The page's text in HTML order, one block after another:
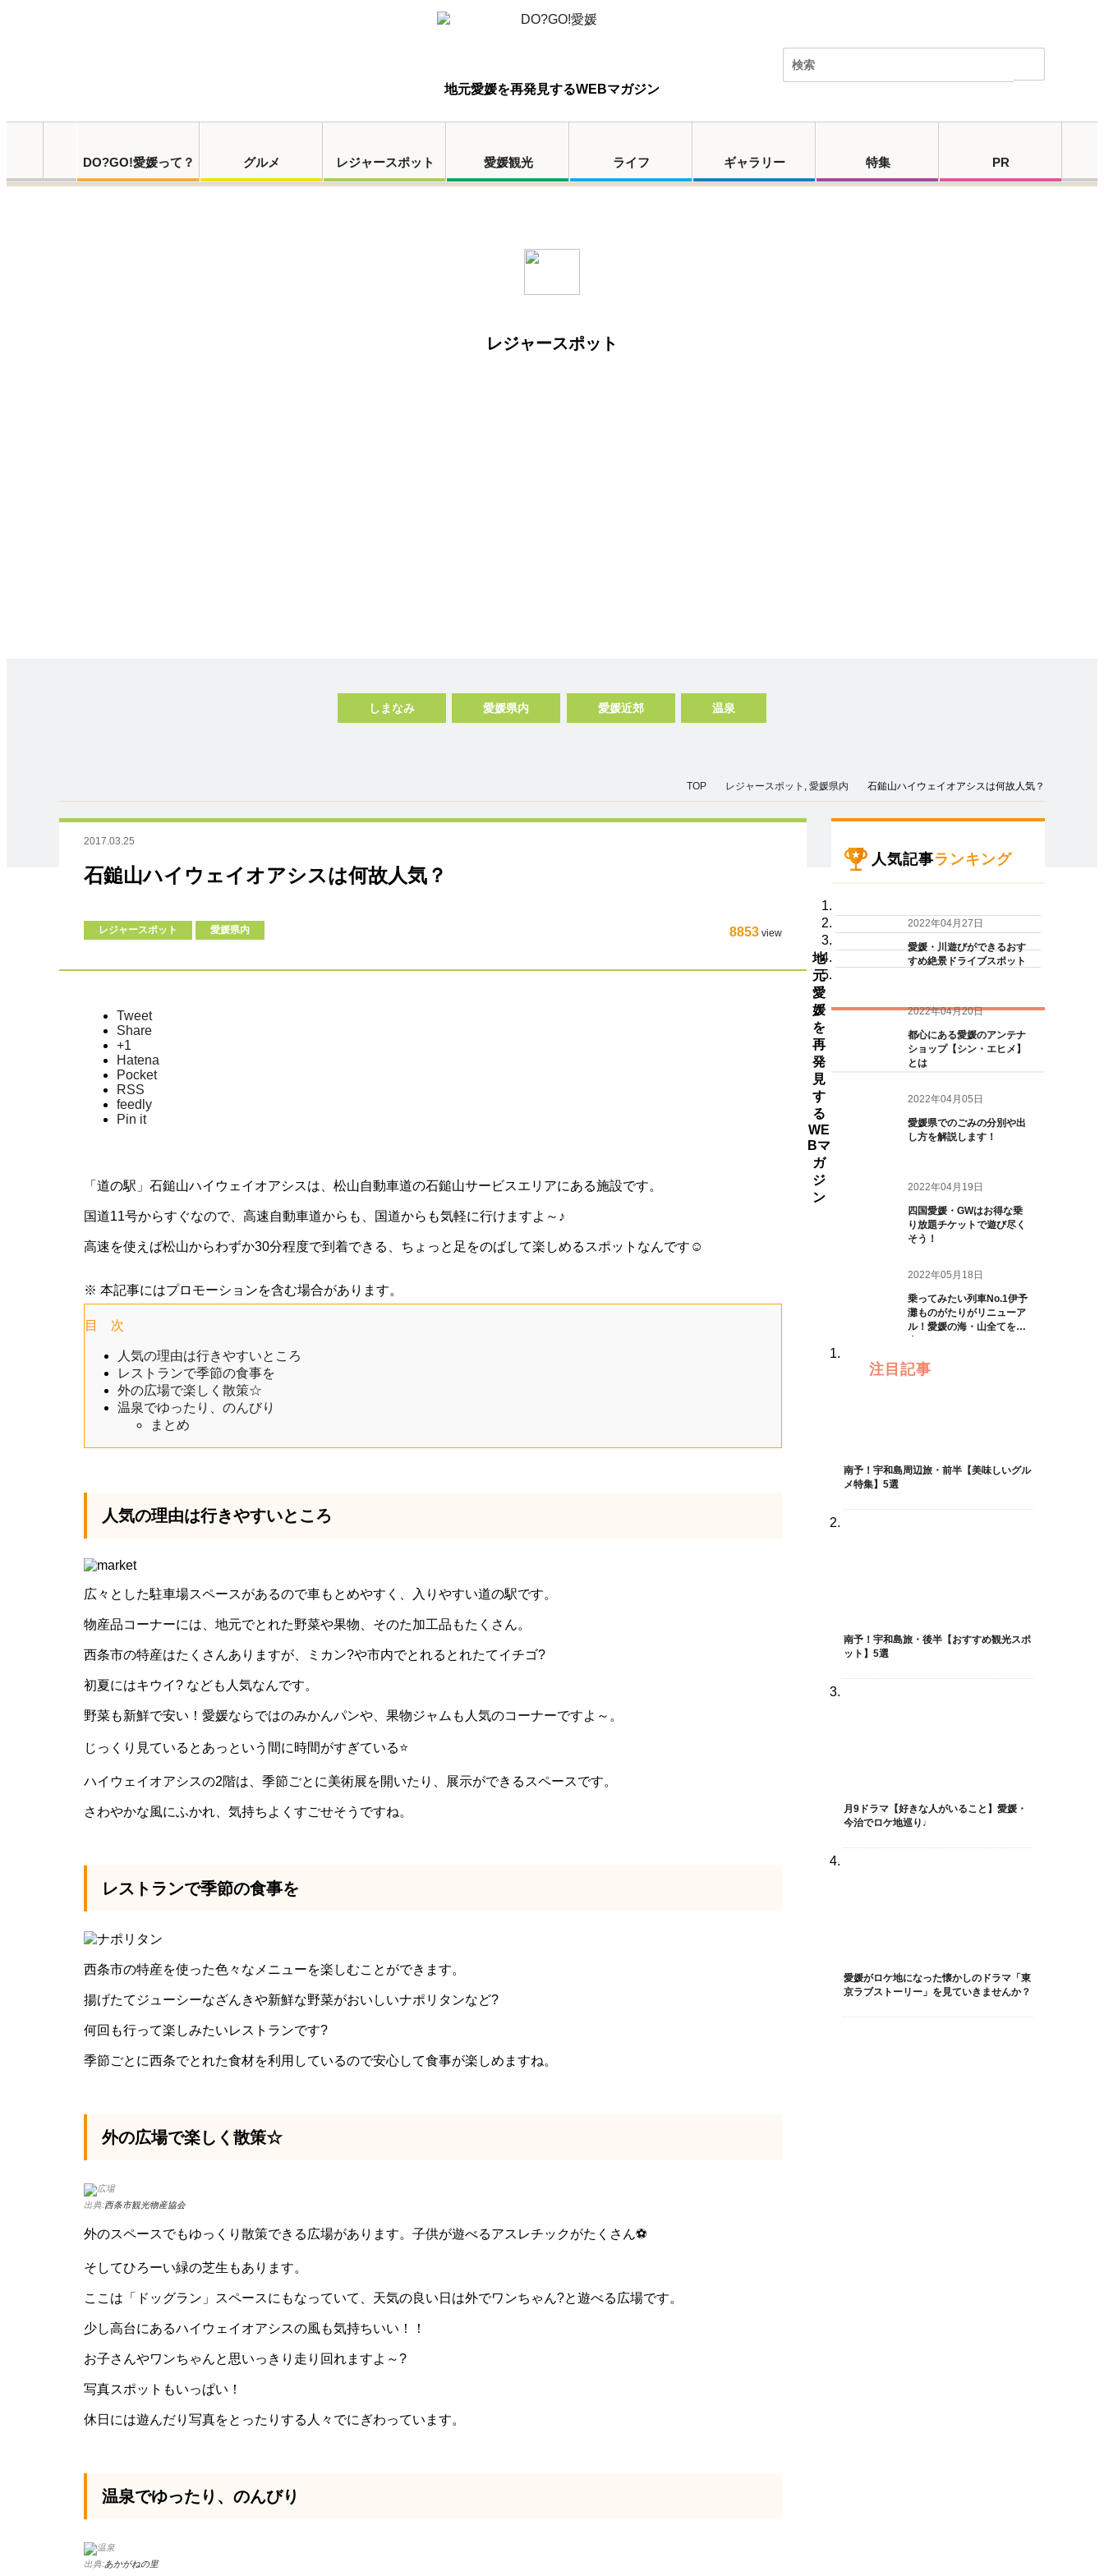
地元愛媛を再発見するWEBマガジン
DO?GO!愛媛って？ グルメ レジャースポット 愛媛観光 ライフ ギャラリー 特集 PR
レジャースポット
しまなみ 愛媛県内 愛媛近郊 温泉
TOP レジャースポット , 愛媛県内 石鎚山ハイウェイオアシスは何故人気？
2017.03.25
石鎚山ハイウェイオアシスは何故人気？
レジャースポット 愛媛県内 8853 view
Tweet
Share
+1
Hatena
Pocket
RSS
feedly
Pin it
「道の駅」石鎚山ハイウェイオアシスは、松山自動車道の石鎚山サービスエリアにある施設です。
国道11号からすぐなので、高速自動車道からも、国道からも気軽に行けますよ～♪
高速を使えば松山からわずか30分程度で到着できる、ちょっと足をのばして楽しめるスポットなんです☺️
※ 本記事にはプロモーションを含む場合があります。
目 次
人気の理由は行きやすいところ
レストランで季節の食事を
外の広場で楽しく散策☆
温泉でゆったり、のんびり
まとめ
人気の理由は行きやすいところ
広々とした駐車場スペースがあるので車もとめやすく、入りやすい道の駅です。
物産品コーナーには、地元でとれた野菜や果物、そのた加工品もたくさん。
西条市の特産はたくさんありますが、ミカン?や市内でとれるとれたてイチゴ?
初夏にはキウイ? なども人気なんです。
野菜も新鮮で安い！愛媛ならではのみかんパンや、果物ジャムも人気のコーナーですよ～。
じっくり見ているとあっという間に時間がすぎている⭐
ハイウェイオアシスの2階は、季節ごとに美術展を開いたり、展示ができるスペースです。
さわやかな風にふかれ、気持ちよくすごせそうですね。
レストランで季節の食事を
西条市の特産を使った色々なメニューを楽しむことができます。
揚げたてジューシーなざんきや新鮮な野菜がおいしいナポリタンなど?
何回も行って楽しみたいレストランです?
季節ごとに西条でとれた食材を利用しているので安心して食事が楽しめますね。
外の広場で楽しく散策☆
出典:西条市観光物産協会
外のスペースでもゆっくり散策できる広場があります。子供が遊べるアスレチックがたくさん⚽️
そしてひろーい緑の芝生もあります。
ここは「ドッグラン」スペースにもなっていて、天気の良い日は外でワンちゃん?と遊べる広場です。
少し高台にあるハイウェイオアシスの風も気持ちいい！！
お子さんやワンちゃんと思いっきり走り回れますよ～?
写真スポットもいっぱい！
休日には遊んだり写真をとったりする人々でにぎわっています。
温泉でゆったり、のんびり
出典:あかがねの里
人気記事ランキング
2022年04月27日
愛媛・川遊びができるおす
すめ絶景ドライブスポット
2022年04月20日
都心にある愛媛のアンテナ
ショップ【シン・エヒメ】
とは
2022年04月05日
愛媛県でのごみの分別や出
し方を解説します！
2022年04月19日
四国愛媛・GWはお得な乗
り放題チケットで遊び尽く
そう！
2022年05月18日
乗ってみたい列車No.1伊予
灘ものがたりがリニューア
ル！愛媛の海・山全てを一
注目記事
南予！宇和島周辺旅・前半【美味しいグル
メ特集】5選
南予！宇和島旅・後半【おすすめ観光スポ
ット】5選
月9ドラマ【好きな人がいること】愛媛・
今治でロケ地巡り♩
愛媛がロケ地になった懐かしのドラマ「東
京ラブストーリー」を見ていきませんか？
地
元
愛
媛
を
再
発
見
す
る
WE
Bマ
ガ
ジ
ン